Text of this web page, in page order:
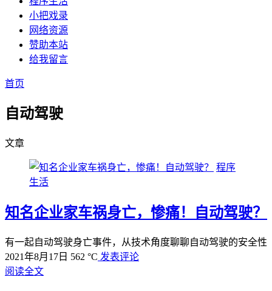
小把戏录
网络资源
赞助本站
给我留言
首页
自动驾驶
文章
程序
生活
知名企业家车祸身亡，惨痛！自动驾驶？
有一起自动驾驶身亡事件，从技术角度聊聊自动驾驶的安全性
2021年8月17日 562 °C 发表评论
阅读全文